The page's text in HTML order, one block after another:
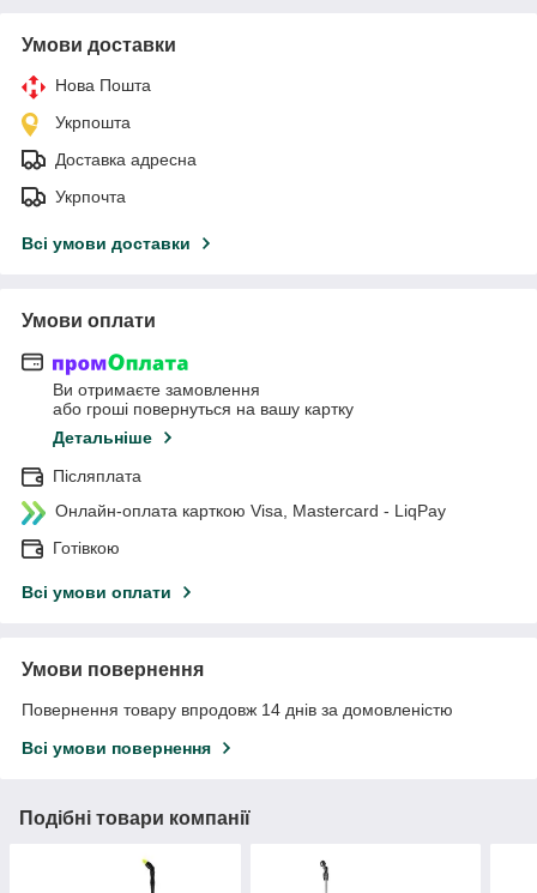
Умови доставки
Нова Пошта
Укрпошта
Доставка адресна
Укрпочта
Всі умови доставки
Умови оплати
Ви отримаєте замовлення
або гроші повернуться на вашу картку
Детальніше
Післяплата
Онлайн-оплата карткою Visa, Mastercard - LiqPay
Готівкою
Всі умови оплати
Умови повернення
Повернення товару впродовж 14 днів за домовленістю
Всі умови повернення
Подібні товари компанії